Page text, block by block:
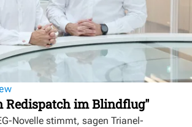
Redispatch im Blindflug"
Novelle stimmt, sagen Trianel-